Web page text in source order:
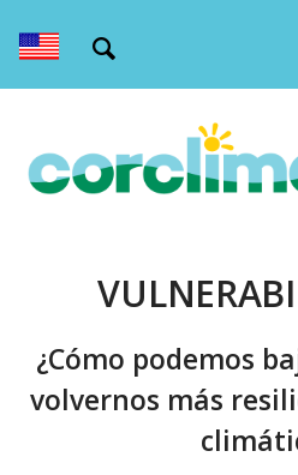
¿Cómo podemos
volvernos más